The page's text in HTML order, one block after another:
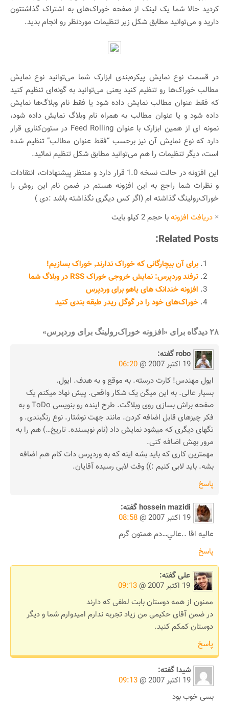
کردید حالا شما یک لینک از صفحه خوراک‌های به اشتراک گذاشتتون
دارید و می‌توانید مطابق شکل زیر تنظیمات موردنظر رو انجام بدید.
در قسمت نوع نمایش پیکره‌بندی ابزارک شما می‌توانید نوع نمایش
مطالب خورا‌ک‌ها رو تنظیم کنید یعنی می‌توانید به گونه‌ای تنظیم کنید
که فقط عنوان مطالب نمایش داده شود یا فقط نام وبلاگ‌ها نمایش
داده شود و یا عنوان مطالب به همراه نام وبلاگ نمایش داده شود،
نمونه ای از همین ابزارک با عنوان Feed Rolling در ستون‌کناری قرار
دارد که نوع نمایش آن نیز بر‌حسب “فقط عنوان مطالب” تنظیم شده
است، دیگر تنظیمات را هم می‌توانید مطابق شکل تنظیم نمائید.
این افزونه در حالت نسخه 1.0 قرار دارد و منتظر پیشنهادات، انتقادات
و نظرات شما راجع به این افزونه هستم در ضمن نام این روش را
خوراک‌رولینگ گذاشته ام (اگر کس دیگری نگذاشته باشد :دی )
× دریافت افزونهبا حجم 2 کیلو بایت
Related Posts:
برای آن بیچارگانی که خوراک ندارند٬ خوراک بسازیم!
ترفند وردپرس: نمایش خروجی خوراک RSS در وبلاگ شما
افزونه خندانک های یاهو برای وردپرس
خوراک‌های خود را در گوگل ریدر طبقه بندی کنید
۲۸ دیدگاه برای «افزونه خوراک‌رولینگ برای وردپرس»
roboگفته:
19 اکتبر 2007 @
06:20
ایول مهندس! کارت درسته. به موقع و به هدف. ایول.
بسیار عالی. به این میگن یک شکار واقعی. پیش نهاد میکنم یک
صفحه براش بسازی روی وبلاگت. طرح اینده رو بنویسی ToDo و به
فکر چیزهای قابل اضافه کردن. مانند جهت نوشتار. نوع رنگبندی. و
تگهای دیگری که میشود نمایش داد (نام نویسنده. تاریخ…) هم را به
مرور بهش اضافه کنی.
مهمترین کاری که باید بشه اینه که به وردپرس دات کام هم اضافه
بشه. باید لابی کنیم :)) وقت لابی رسیده آقایان.
پاسخ
hossein mazidiگفته:
19 اکتبر 2007 @
08:58
عاليه اقا ..عالي…دم همتون گرم
پاسخ
علیگفته:
19 اکتبر 2007 @
09:13
ممنون از همه دوستان بابت لطفی که دارند
در ضمن آقای حکیمی من زیاد تجربه ندارم امیدوارم شما و دیگر
دوستان کمکم کنید.
پاسخ
شیداگفته:
19 اکتبر 2007 @
09:13
بسی خوب بود